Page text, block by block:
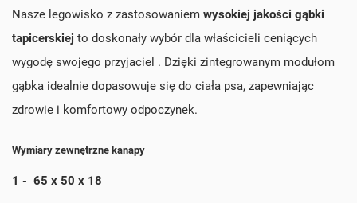
Nasze legowisko z zastosowaniem wysokiej jakości gąbki
tapicerskiej to doskonały wybór dla właścicieli ceniących
wygodę swojego przyjaciel . Dzięki zintegrowanym modułom
gąbka idealnie dopasowuje się do ciała psa, zapewniając
zdrowie i komfortowy odpoczynek.
Wymiary zewnętrzne kanapy
1 - 65 x 50 x 18